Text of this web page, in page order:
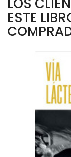
LOS
ESTE